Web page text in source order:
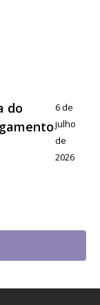
do
6 de
julho
de
2026